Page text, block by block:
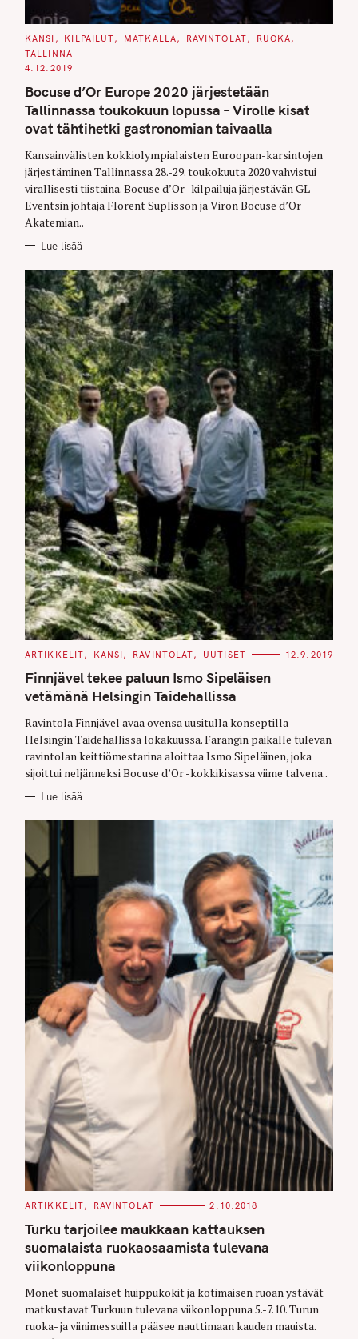
C
T
E
O
R
I
E
S
KANSI KILPAILUT MATKALLA RAVINTOLAT
RUOKA
TALLINNA
4.12.2019
Bocuse d’Or Europe 2020 järjestetään
Tallinnassa toukokuun lopussa – Virolle kisat
ovat tähtihetki gastronomian taivaalla
Kansainvälisten kokkiolympialaisten Euroopan-karsintojen
järjestäminen Tallinnassa 28.-29. toukokuuta 2020 vahvistui
virallisesti tiistaina. Bocuse d’Or -kilpailuja järjestävän GL
Eventsin johtaja Florent Suplisson ja Viron Bocuse d’Or
Akatemian..
Lue lisää
C
T
E
G
O
I
S
ARTIKKELIT KANSI RAVINTOLAT UUTISET 12.9.2019
Finnjävel tekee paluun Ismo Sipeläisen
vetämänä Helsingin Taidehallissa
Ravintola Finnjävel avaa ovensa uusitulla konseptilla
Helsingin Taidehallissa lokakuussa. Farangin paikalle tulevan
ravintolan keittiömestarina aloittaa Ismo Sipeläinen, joka
sijoittui neljänneksi Bocuse d’Or -kokkikisassa viime talvena..
Lue lisää
C
T
E
G
O
R
I
S
ARTIKKELIT RAVINTOLAT 2.10.2018
Turku tarjoilee maukkaan kattauksen
suomalaista ruokaosaamista tulevana
viikonloppuna
Monet suomalaiset huippukokit ja kotimaisen ruoan ystävät
matkustavat Turkuun tulevana viikonloppuna 5.-7.10. Turun
ruoka- ja viinimessuilla pääsee nauttimaan kauden mauista.